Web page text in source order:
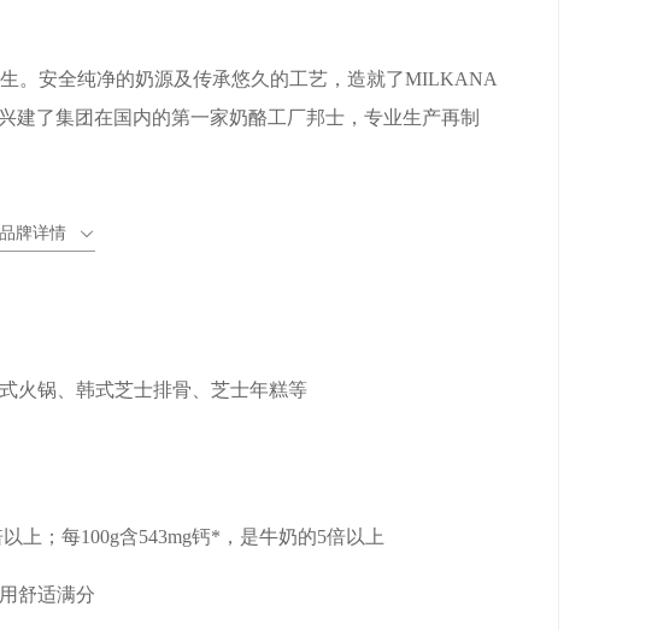
。安全纯净的奶源及传承悠久的工艺，造就了MILKANA
建了集团在国内的第一家奶酪工厂邦士，专业生产再制
者的饮食习惯及偏好，借助集团丰富的奶酪生产研发经
牌详情
火锅、韩式芝士排骨、芝士年糕等
上；每100g含543mg钙*，是牛奶的5倍以上
舒适满分